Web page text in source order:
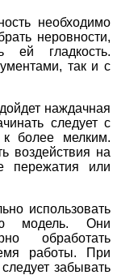
необходимо
неровности,
ей гладкость.
так и с
наждачная
следует с
к более мелким.
воздействия на
пережатия или
использовать
модель. Они
обработать
работы. При
забывать